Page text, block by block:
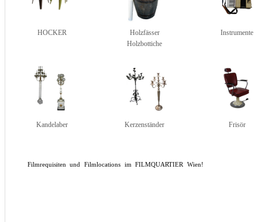
HOCKER
Holzfässer
Holzbottiche
Instrumente
Kandelaber Kerzenständer Frisör
Filmrequisiten und Filmlocations im FILMQUARTIER Wien!